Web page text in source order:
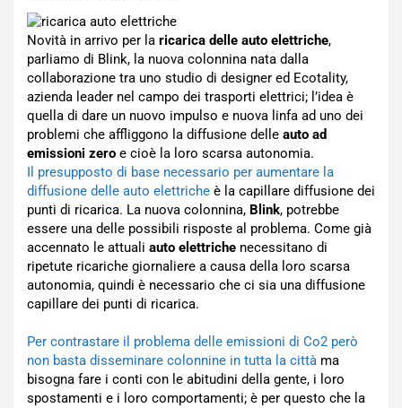
Novità in arrivo per la ricarica delle auto elettriche,
parliamo di Blink, la nuova colonnina nata dalla
collaborazione tra uno studio di designer ed Ecotality,
azienda leader nel campo dei trasporti elettrici; l’idea è
quella di dare un nuovo impulso e nuova linfa ad uno dei
problemi che affliggono la diffusione delle auto ad
emissioni zero e cioè la loro scarsa autonomia.
Il presupposto di base necessario per aumentare la
diffusione delle auto elettriche è la capillare diffusione dei
punti di ricarica. La nuova colonnina, Blink, potrebbe
essere una delle possibili risposte al problema. Come già
accennato le attuali auto elettriche necessitano di
ripetute ricariche giornaliere a causa della loro scarsa
autonomia, quindi è necessario che ci sia una diffusione
capillare dei punti di ricarica.
Per contrastare il problema delle emissioni di Co2 però
non basta disseminare colonnine in tutta la città ma
bisogna fare i conti con le abitudini della gente, i loro
spostamenti e i loro comportamenti; è per questo che la